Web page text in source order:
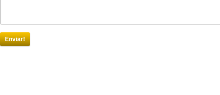
Enviar!